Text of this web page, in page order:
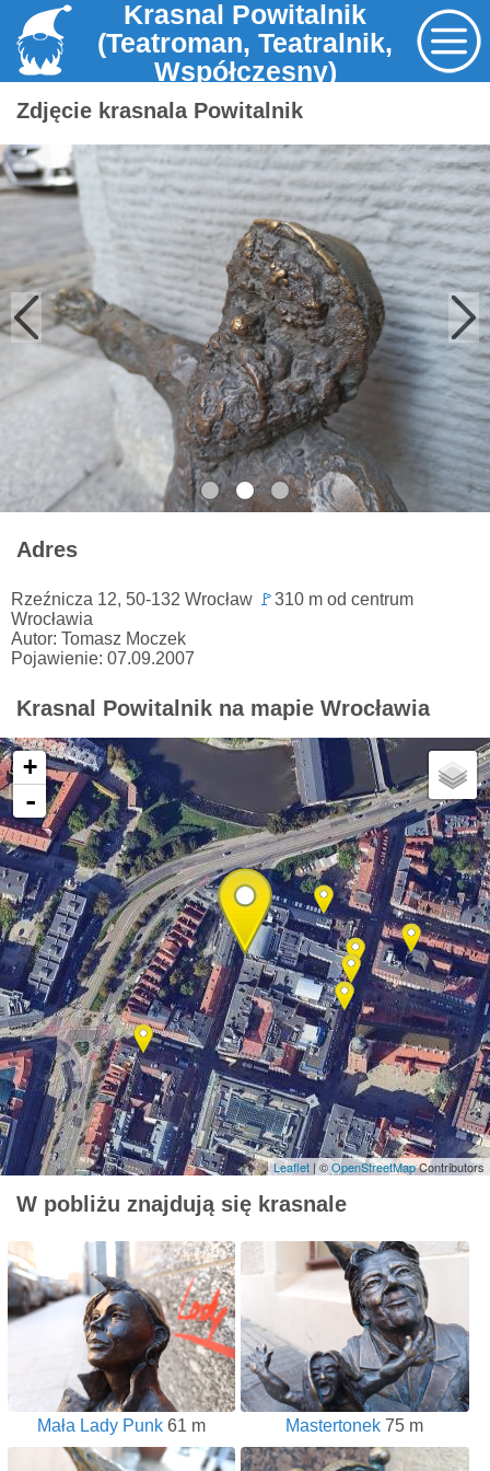
Krasnal Powitalnik
(Teatroman, Teatralnik,
Współczesny)
Zdjęcie krasnala Powitalnik
Adres
Rzeźnicza 12, 50-132 Wrocław 🚩310 m od centrum
Wrocławia
Autor: Tomasz Moczek
Pojawienie: 07.09.2007
Krasnal Powitalnik na mapie Wrocławia
+
-
Leaflet | ©OpenStreetMapContributors
W pobliżu znajdują się krasnale
Mała Lady Punk 61 m Mastertonek 75 m